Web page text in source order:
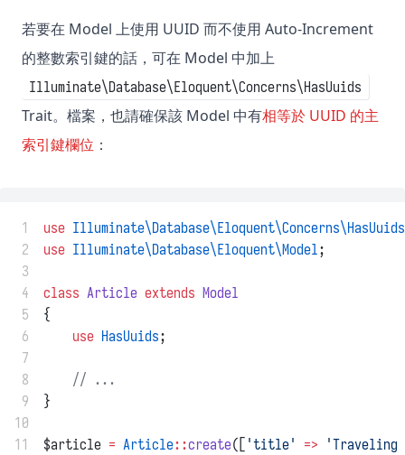
若要在 Model 上使用 UUID 而不使用 Auto-Increment
的整數索引鍵的話，可在 Model 中加上
Illuminate\Database\Eloquent\Concerns\HasUuids
Trait。檔案，也請確保該 Model 中有相等於 UUID 的主
索引鍵欄位 ：
1 use Illuminate\Database\Eloquent\Concerns\HasUuids
2
use Illuminate\Database\Eloquent\Model;
3
4
class Article extends Model
5
{
6
use HasUuids;
7
8
// ...
9
}
10
11
$article = Article::create([ 'title' => 'Traveling